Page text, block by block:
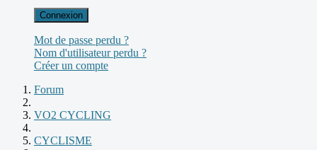
Connexion
Mot de passe perdu ?
Nom d'utilisateur perdu ?
Créer un compte
Forum
VO2 CYCLING
CYCLISME